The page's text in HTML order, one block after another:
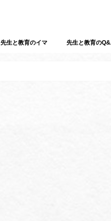
先生と教育のイマ 先生と教育の